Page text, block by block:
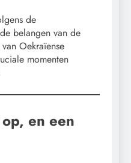
de
belangen van de
Oekraïense
momenten
en een